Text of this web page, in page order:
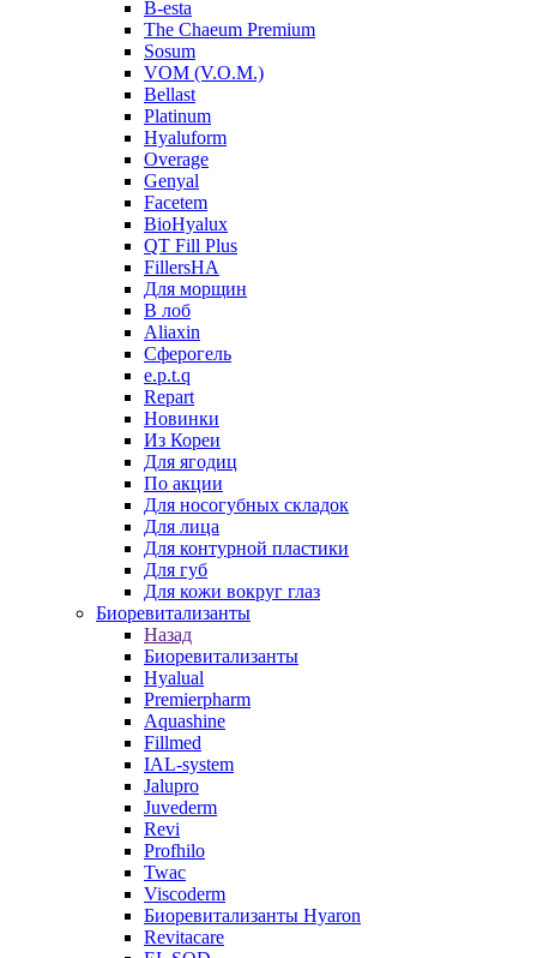
B-esta
The Chaeum Premium
Sosum
VOM (V.O.M.)
Bellast
Platinum
Hyaluform
Overage
Genyal
Facetem
BioHyalux
QT Fill Plus
FillersHA
Для морщин
В лоб
Aliaxin
Сферогель
e.p.t.q
Repart
Новинки
Из Кореи
Для ягодиц
По акции
Для носогубных складок
Для лица
Для контурной пластики
Для губ
Для кожи вокруг глаз
Биоревитализанты
Назад
Биоревитализанты
Hyalual
Premierpharm
Aquashine
Fillmed
IAL-system
Jalupro
Juvederm
Revi
Profhilo
Twac
Viscoderm
Биоревитализанты Hyaron
Revitacare